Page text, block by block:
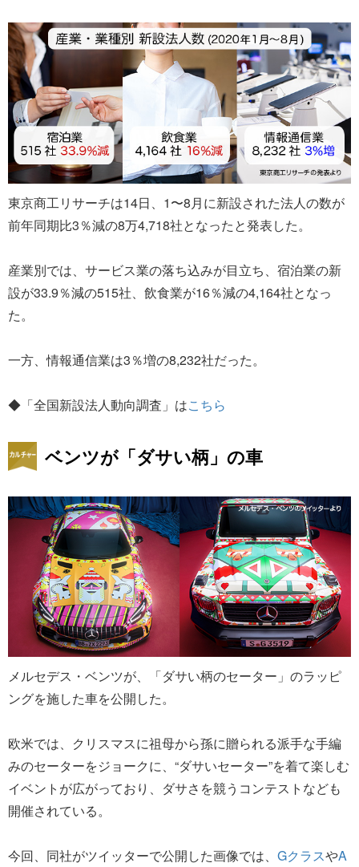
東京商工リサーチは14日、1〜8月に新設された法人の数が
前年同期比3％減の8万4,718社となったと発表した。
産業別では、サービス業の落ち込みが目立ち、宿泊業の新
設が33.9％減の515社、飲食業が16％減の4,164社となっ
た。
一方、情報通信業は3％増の8,232社だった。
◆「全国新設法人動向調査」はこちら
ベンツが「ダサい柄」の車
メルセデス・ベンツが、「ダサい柄のセーター」のラッピ
ングを施した車を公開した。
欧米では、クリスマスに祖母から孫に贈られる派手な手編
みのセーターをジョークに、“ダサいセーター”を着て楽しむ
イベントが広がっており、ダサさを競うコンテストなども
開催されている。
今回、同社がツイッターで公開した画像では、 GクラスやA